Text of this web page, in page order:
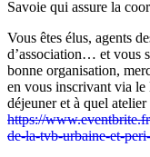
Savoie qui assure la
Vous êtes élus, agents
d’association… et vous
bonne organisation,
en vous inscrivant via le
déjeuner et à quel
https://
de-la-tvb-urbaine-et-